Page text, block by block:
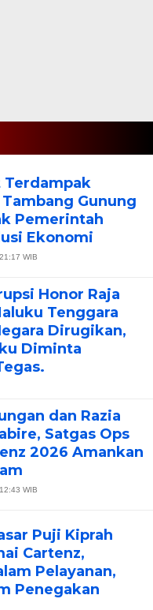
Terdampak
Gunung
Pemerintah
Ekonomi
WIB
Honor Raja
Tenggara
Dirugikan,
Diminta
dan Razia
Satgas Ops
2026 Amankan
WIB
Puji Kiprah
Cartenz,
Pelayanan,
Penegakan